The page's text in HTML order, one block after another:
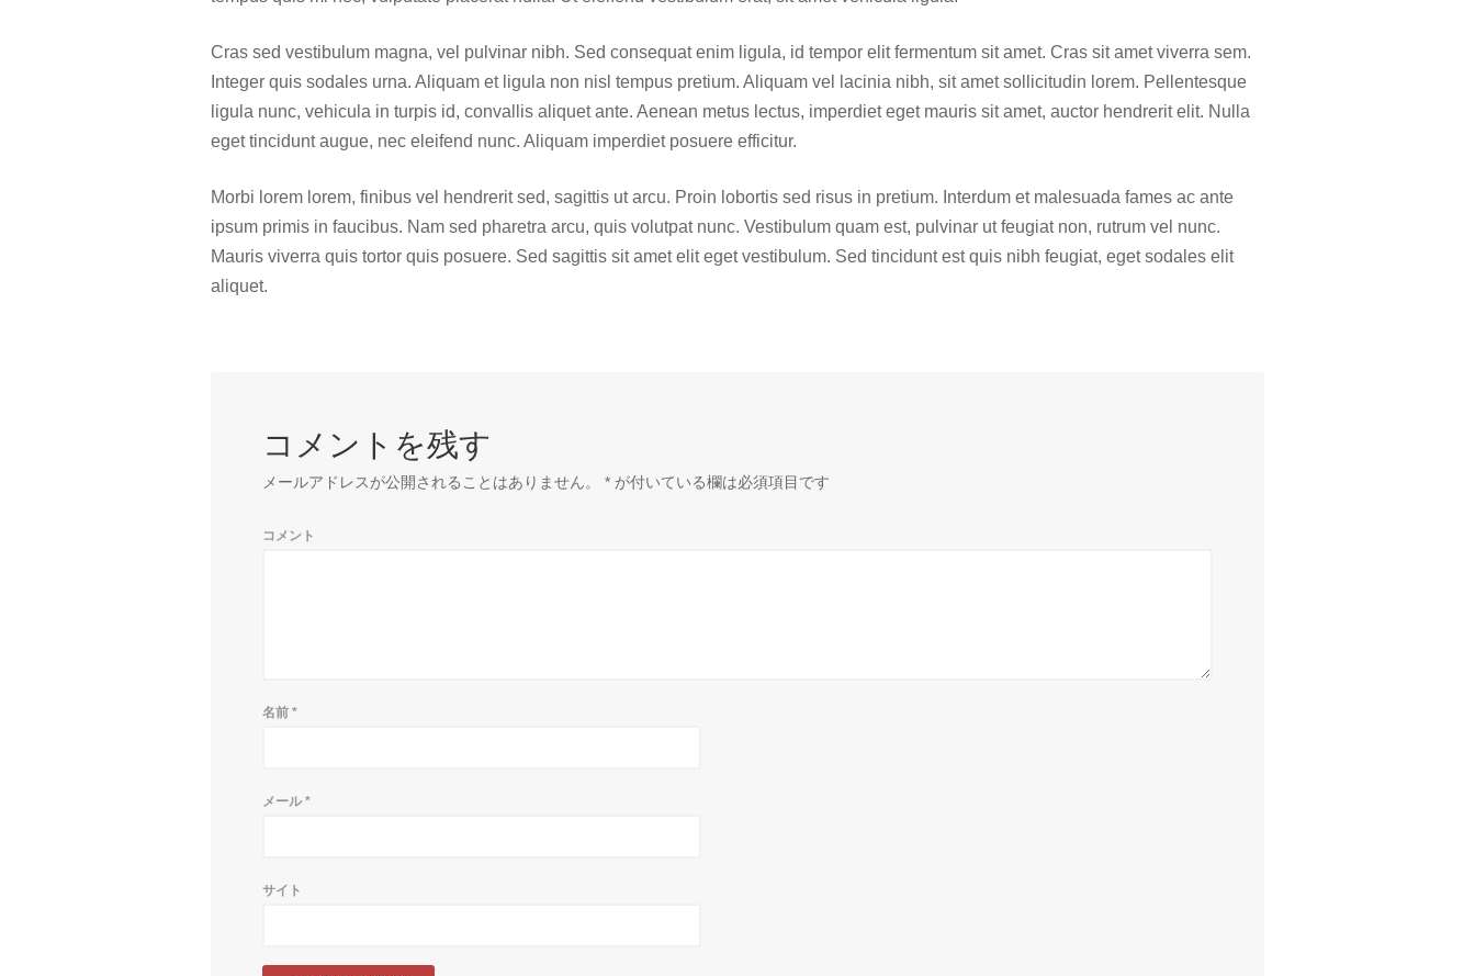
Cras sed vestibulum magna, vel pulvinar nibh. Sed consequat enim ligula, id tempor elit fermentum sit amet. Cras sit amet viverra sem.
Integer quis sodales urna. Aliquam et ligula non nisl tempus pretium. Aliquam vel lacinia nibh, sit amet sollicitudin lorem. Pellentesque
ligula nunc, vehicula in turpis id, convallis aliquet ante. Aenean metus lectus, imperdiet eget mauris sit amet, auctor hendrerit elit. Nulla
eget tincidunt augue, nec eleifend nunc. Aliquam imperdiet posuere efficitur.
Morbi lorem lorem, finibus vel hendrerit sed, sagittis ut arcu. Proin lobortis sed risus in pretium. Interdum et malesuada fames ac ante
ipsum primis in faucibus. Nam sed pharetra arcu, quis volutpat nunc. Vestibulum quam est, pulvinar ut feugiat non, rutrum vel nunc.
Mauris viverra quis tortor quis posuere. Sed sagittis sit amet elit eget vestibulum. Sed tincidunt est quis nibh feugiat, eget sodales elit
aliquet.
コメントを残す
メールアドレスが公開されることはありません。 * が付いている欄は必須項目です
コメント
名前*
メール*
サイト